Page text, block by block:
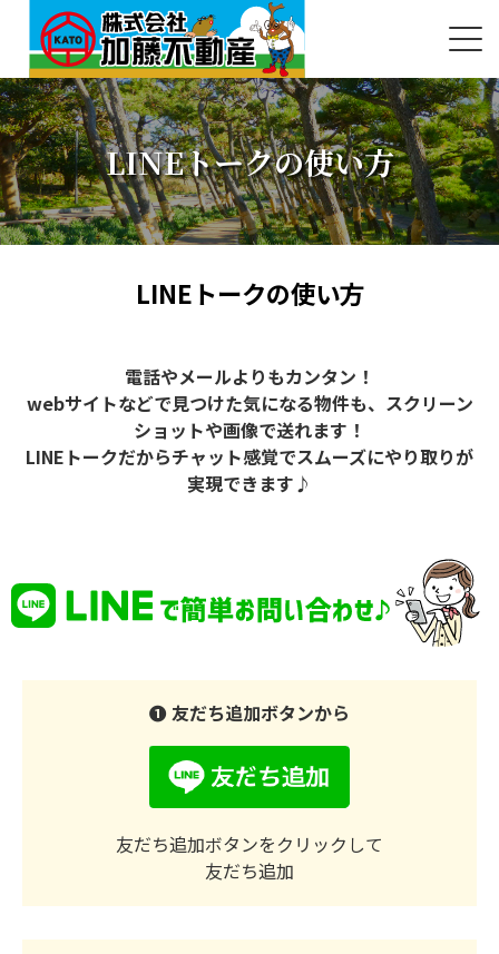
LINEトークの使い方
LINEトークの使い方
電話やメールよりもカンタン！
webサイトなどで見つけた気になる物件も、スクリーン
ショットや画像で送れます！
LINEトークだからチャット感覚でスムーズにやり取りが
実現できます♪
❶ 友だち追加ボタンから
友だち追加ボタンをクリックして
友だち追加